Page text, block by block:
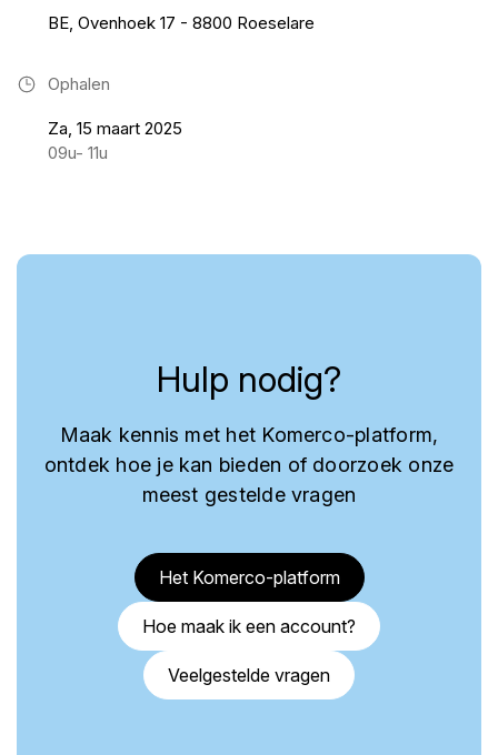
BE, Ovenhoek 17 - 8800 Roeselare
Ophalen
Za, 15 maart 2025
09u- 11u
Hulp nodig?
Maak kennis met het Komerco-platform,
ontdek hoe je kan bieden of doorzoek onze
meest gestelde vragen
Het Komerco-platform
Hoe maak ik een account?
Veelgestelde vragen